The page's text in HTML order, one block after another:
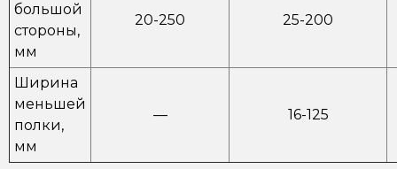
большой
стороны,
мм
20-250 25-200
Ширина
меньшей
полки,
мм
— 16-125